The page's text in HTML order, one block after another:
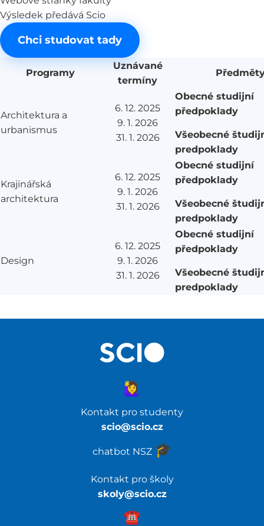
Výsledek předává Scio
Chci studovat tady
Programy
Uznávané
termíny
Architektura a
urbanismus
6. 12. 2025
9. 1. 2026
31. 1. 2026
Obecné studijní
předpoklady
Všeobecné
predpoklady
Krajinářská
architektura
6. 12. 2025
9. 1. 2026
31. 1. 2026
Obecné studijní
předpoklady
Všeobecné
predpoklady
Design
6. 12. 2025
9. 1. 2026
31. 1. 2026
Obecné studijní
předpoklady
Všeobecné
predpoklady
Kontakt pro studenty
scio@scio.cz
chatbot NSZ 🎓️
🙋‍♀️
Kontakt pro školy
skoly@scio.cz
☎️️